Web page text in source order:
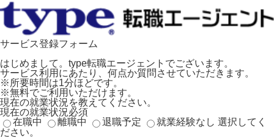
サービス登録フォーム
はじめまして。type転職エージェントでございます。
サービス利用にあたり、何点か質問させていただきます。
※所要時間は1分ほどです。
※無料でご利用いただけます。
現在の就業状況を教えてください。
現在の就業状況必須
在職中
離職中 退職予定 就業経験なし 選択してく
ださい。